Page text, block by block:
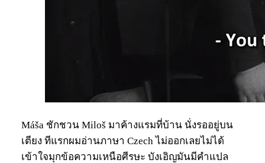
Máša ชักชวน Miloš มาค้างแรมที่บ้าน นั่งรออยู่บน
เตียง ทีแรกผมอ่านภาษา Czech ไม่ออกเลยไม่ได้
เข้าใจมุกข้อความเหนือศีรษะ บังเอิญมันมีคำแปล